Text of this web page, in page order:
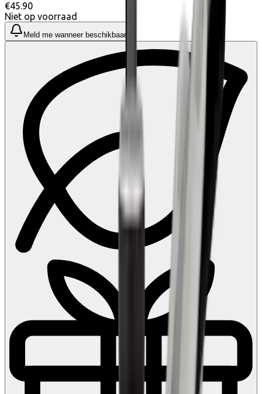
€45.90
Niet op voorraad
Meld me wanneer beschikbaar